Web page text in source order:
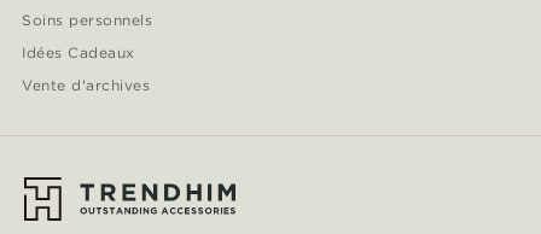
Soins personnels
Idées Cadeaux
Vente d'archives